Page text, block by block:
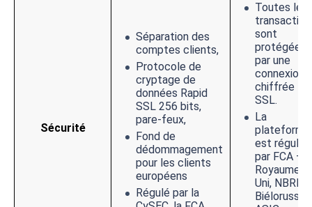
Sécurité
Séparation des
comptes clients,
Protocole de
cryptage de
données Rapid
SSL 256 bits,
pare-feux,
Fond de
dédommagement
pour les clients
européens
Régulé par la
Toutes les
sont
protégées
par une
connexion
chiffrée
SSL.
La
plateforme
est régulée
par FCA –
Royaume-
Uni, NBRB –
Biélorussie,